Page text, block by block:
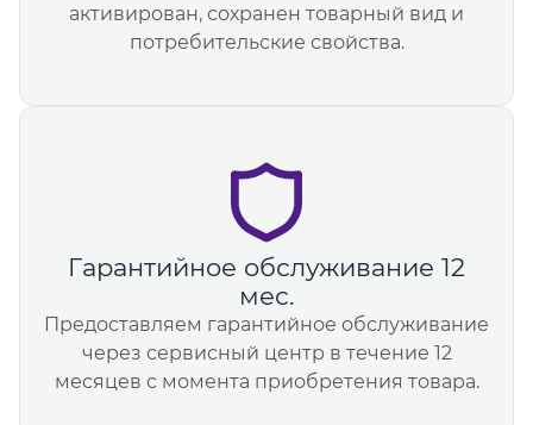
активирован, сохранен товарный вид и
потребительские свойства.
Гарантийное обслуживание 12
мес.
Предоставляем гарантийное обслуживание
через сервисный центр в течение 12
месяцев с момента приобретения товара.